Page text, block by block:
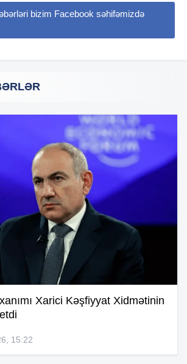
bizim Facebook səhifəmizdə
Xarici Kəşfiyyat Xidmətinin
15:22